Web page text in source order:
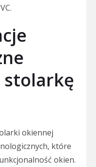
stolarkę
okiennej
które
okien.